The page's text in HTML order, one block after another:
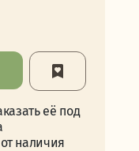
её под
наличия